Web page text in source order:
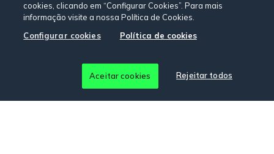
Siga-nos:
© Copyright 2026 - EDP Comercial. Todos os direitos
reservados
cookies, clicando em “Configurar Cookies”. Para mais
informação visite a nossa Política de Cookies.
Configurar cookies
Política de cookies
Rejeitar todos
Aceitar cookies